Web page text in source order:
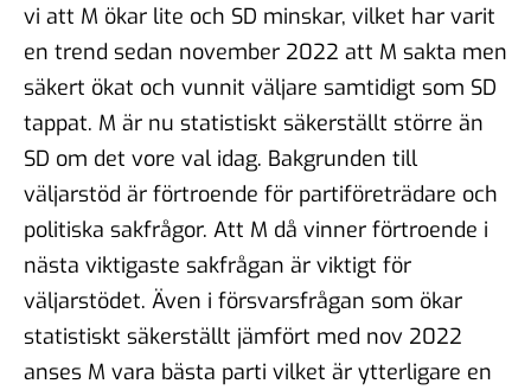
vi att M ökar lite och SD minskar, vilket har varit
en trend sedan november 2022 att M sakta men
säkert ökat och vunnit väljare samtidigt som SD
tappat. M är nu statistiskt säkerställt större än
SD om det vore val idag. Bakgrunden till
väljarstöd är förtroende för partiföreträdare och
politiska sakfrågor. Att M då vinner förtroende i
nästa viktigaste sakfrågan är viktigt för
väljarstödet. Även i försvarsfrågan som ökar
statistiskt säkerställt jämfört med nov 2022
anses M vara bästa parti vilket är ytterligare en